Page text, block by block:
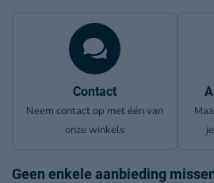
Contact
Neem contact op met één van
onze winkels
Geen enkele aanbieding